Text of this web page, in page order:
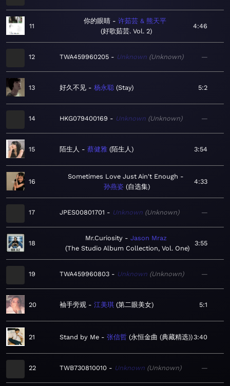
11
你的眼睛
许茹芸 & 熊天平
好歌茹芸. Vol. 2
4:46
12 TWA459960205 Unknown Unknown —
13 好久不见 杨永聪 Stay 5:2
14 HKG079400169 Unknown Unknown —
15 陌生人 蔡健雅 陌生人 3:54
16
Sometimes Love Just Ain't Enough
孙燕姿 自选集
4:33
17 JPES00801701 Unknown Unknown —
18
Mr.Curiosity
Jason Mraz
The Studio Album Collection, Vol. One
3:55
19 TWA459960803 Unknown Unknown —
20 袖手旁观 江美琪 第二眼美女 5:1
21 Stand by Me 张信哲 永恒金曲 (典藏精选) 3:40
22 TWB730810010 Unknown Unknown —